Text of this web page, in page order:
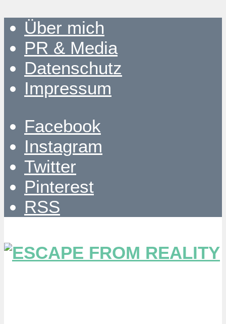
Über mich
PR & Media
Datenschutz
Impressum
Facebook
Instagram
Twitter
Pinterest
RSS